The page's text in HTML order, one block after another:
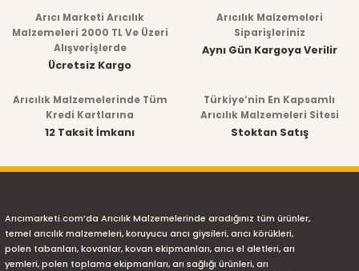
Arıcı Marketi Arıcılık
Malzemeleri 2000 TL Ve Üzeri
Alışverişlerde
Ücretsiz Kargo
Arıcılık Malzemeleri
Siparişleriniz
Aynı Gün Kargoya Verilir
Arıcılık Malzemelerinde Tüm
Kredi Kartlarına
12 Taksit İmkanı
Türkiye’nin En Kapsamlı
Arıcılık Malzemeleri Sitesi
Stoktan Satış
Arıcımarketi.com’da Arıcılık Malzemelerinde aradığınız tüm ürünler,
temel arıcılık malzemeleri, koruyucu arıcı giysileri, arıcı körükleri,
polen tabanları, kovanlar, kovan ekipmanları, arıcı el aletleri, arı
yemleri, polen toplama ekipmanları, arı sağlığı ürünleri, arı